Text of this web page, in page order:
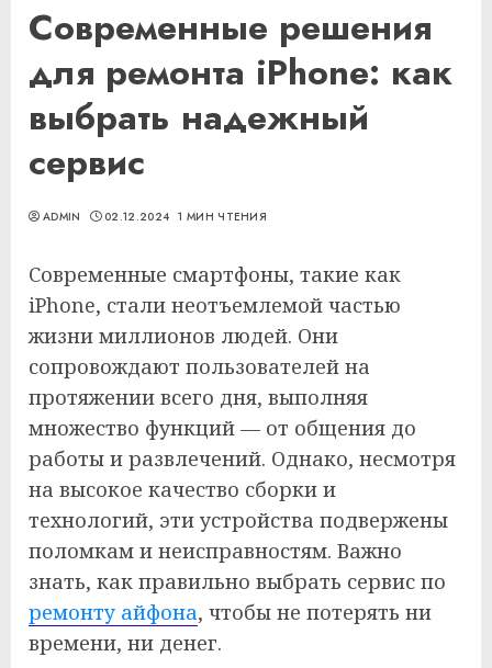
Современные решения
для ремонта iPhone: как
выбрать надежный
сервис
ADMIN 02.12.2024 1 МИН ЧТЕНИЯ
Современные смартфоны, такие как
iPhone, стали неотъемлемой частью
жизни миллионов людей. Они
сопровождают пользователей на
протяжении всего дня, выполняя
множество функций — от общения до
работы и развлечений. Однако, несмотря
на высокое качество сборки и
технологий, эти устройства подвержены
поломкам и неисправностям. Важно
знать, как правильно выбрать сервис по
ремонту айфона, чтобы не потерять ни
времени, ни денег.